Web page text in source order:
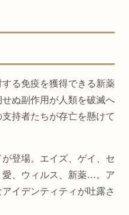
る免疫を獲得できる新薬
ぬ副作用が人類を破滅へ
持者たちが存亡を懸けて
登場。エイズ、ゲイ、セ
愛、ウィルス、新薬…。ア
イデンティティが吐露さ